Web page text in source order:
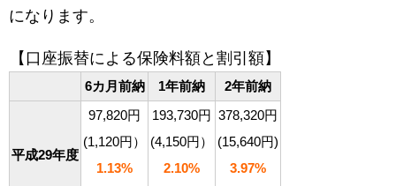
になります。
【口座振替による保険料額と割引額】
6カ月前納 1年前納 2年前納
平成29年度
97,820円
(1,120円）
1.13%
193,730円
(4,150円）
2.10%
378,320円
(15,640円)
3.97%